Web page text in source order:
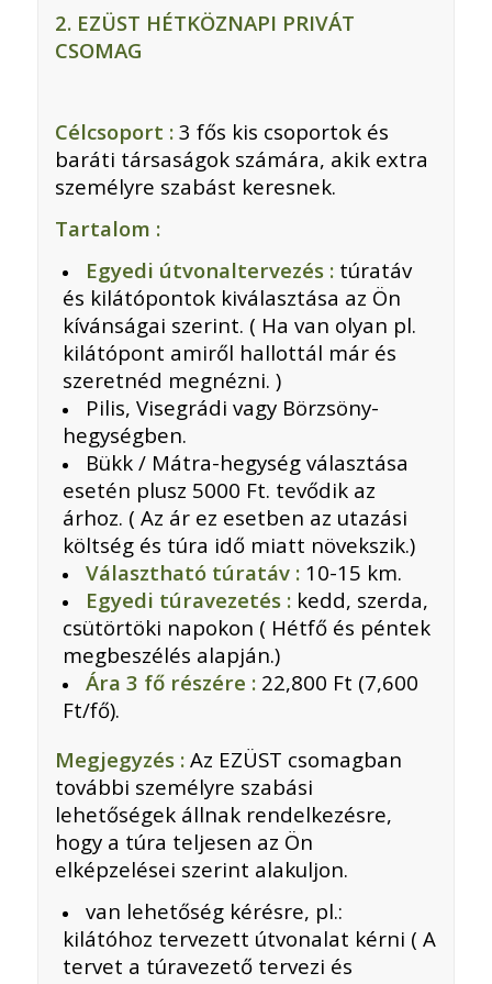
2. EZÜST HÉTKÖZNAPI PRIVÁT
CSOMAG
Célcsoport :3 fős kis csoportok és
baráti társaságok számára, akik extra
személyre szabást keresnek.
Tartalom :
Egyedi útvonaltervezés :túratáv
és kilátópontok kiválasztása az Ön
kívánságai szerint. ( Ha van olyan pl.
kilátópont amiről hallottál már és
szeretnéd megnézni. )
Pilis, Visegrádi vagy Börzsöny-
hegységben.
Bükk / Mátra-hegység választása
esetén plusz 5000 Ft. tevődik az
árhoz. ( Az ár ez esetben az utazási
költség és túra idő miatt növekszik.)
Választható túratáv :10-15 km.
Egyedi túravezetés :kedd, szerda,
csütörtöki napokon ( Hétfő és péntek
megbeszélés alapján.)
Ára 3 fő részére :22,800 Ft (7,600
Ft/fő).
Megjegyzés :Az EZÜST csomagban
további személyre szabási
lehetőségek állnak rendelkezésre,
hogy a túra teljesen az Ön
elképzelései szerint alakuljon.
van lehetőség kérésre, pl.:
kilátóhoz tervezett útvonalat kérni ( A
tervet a túravezető tervezi és